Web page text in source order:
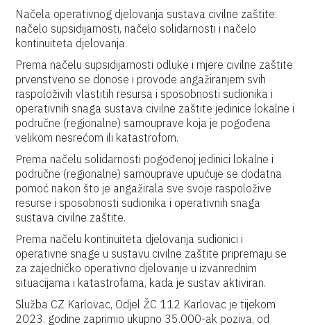
Načela operativnog djelovanja sustava civilne zaštite:
načelo supsidijarnosti, načelo solidarnosti i načelo
kontinuiteta djelovanja.
Prema načelu supsidijarnosti odluke i mjere civilne zaštite
prvenstveno se donose i provode angažiranjem svih
raspoloživih vlastitih resursa i sposobnosti sudionika i
operativnih snaga sustava civilne zaštite jedinice lokalne i
područne (regionalne) samouprave koja je pogođena
velikom nesrećom ili katastrofom.
Prema načelu solidarnosti pogođenoj jedinici lokalne i
područne (regionalne) samouprave upućuje se dodatna
pomoć nakon što je angažirala sve svoje raspoložive
resurse i sposobnosti sudionika i operativnih snaga
sustava civilne zaštite.
Prema načelu kontinuiteta djelovanja sudionici i
operativne snage u sustavu civilne zaštite pripremaju se
za zajedničko operativno djelovanje u izvanrednim
situacijama i katastrofama, kada je sustav aktiviran.
Služba CZ Karlovac, Odjel ŽC 112 Karlovac je tijekom
2023. godine zaprimio ukupno 35.000-ak poziva, od